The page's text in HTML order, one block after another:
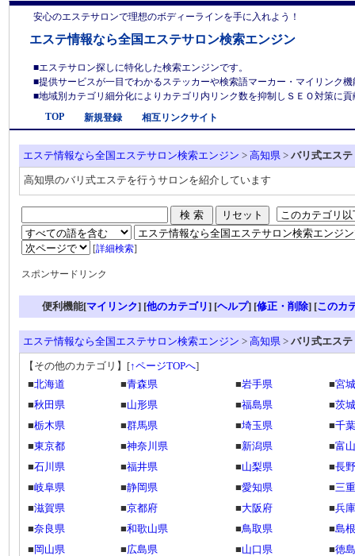
安心のエステサロンで理想のボディーラインを手に入れよう！
エステ情報なら全国エステサロン検索エンジン
■エステサロン探しに特化した検索エンジンです。
■提供サービスが一目でわかるステッカーや検索語マーカー・マイリンク
■地域別カテゴリ細分化によりカテゴリ内リンク数を抑制しＳＥＯ対策に
TOP
新規登録 相互リンクサイト
エステ情報なら全国エステサロン検索エンジン > 高知県 > バリ式エステ
高知県のバリ式エステを行うサロンを紹介しています
[詳細検索]
スポンサードリンク
便利機能[マイリンク] [他のカテゴリ] [ヘルプ] [修正・削除] [このカ
エステ情報なら全国エステサロン検索エンジン > 高知県 > バリ式エステ
【その他のカテゴリ】 [↑ページTOPへ]
■北海道 ■青森県 ■岩手県 ■宮
■秋田県 ■山形県 ■福島県 ■茨
■栃木県 ■群馬県 ■埼玉県 ■千
■東京都 ■神奈川県 ■新潟県 ■富
■石川県 ■福井県 ■山梨県 ■長
■岐阜県 ■静岡県 ■愛知県 ■三
■滋賀県 ■京都府 ■大阪府 ■兵
■奈良県 ■和歌山県 ■鳥取県 ■島
■ 岡山県 ■広島県 ■山口県 ■徳